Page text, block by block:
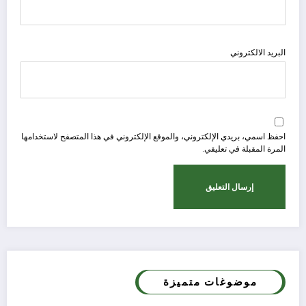
البريد الالكتروني
احفظ اسمي، بريدي الإلكتروني، والموقع الإلكتروني في هذا المتصفح لاستخدامها
المرة المقبلة في تعليقي.
موضوغات متميزة